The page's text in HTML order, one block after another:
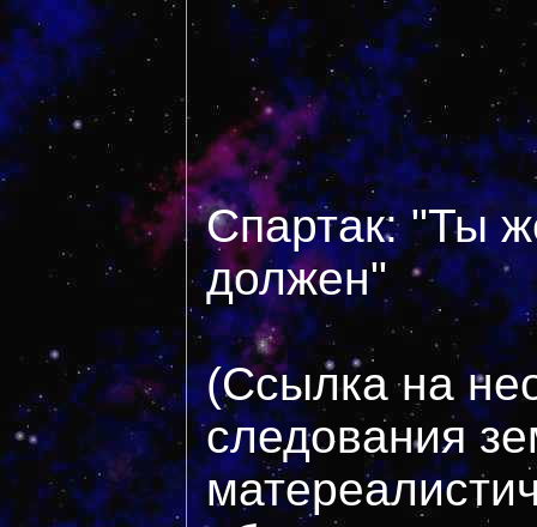
Спартак: "Ты
должен"
(Ссылка на
следования